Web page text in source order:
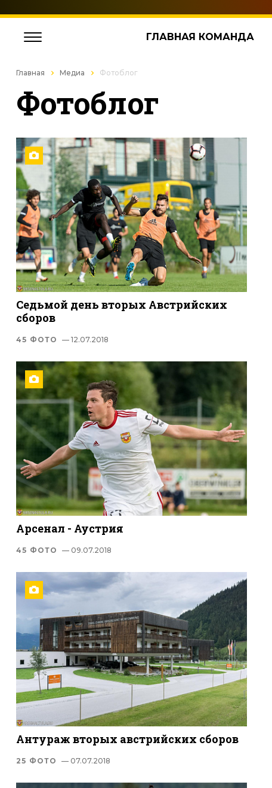
ГЛАВНАЯ КОМАНДА
Главная Медиа Фотоблог
Фотоблог
Седьмой день вторых Австрийских
сборов
45 ФОТО — 12.07.2018
Арсенал - Аустрия
45 ФОТО — 09.07.2018
Антураж вторых австрийских сборов
25 ФОТО — 07.07.2018